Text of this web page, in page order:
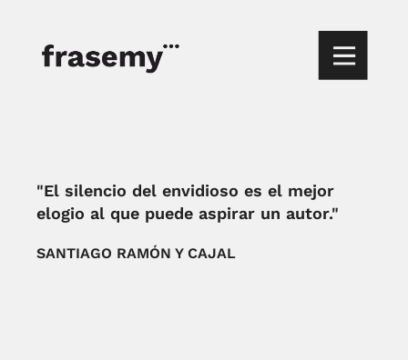
"El silencio del envidioso es el mejor
elogio al que puede aspirar un autor."
SANTIAGO RAMÓN Y CAJAL